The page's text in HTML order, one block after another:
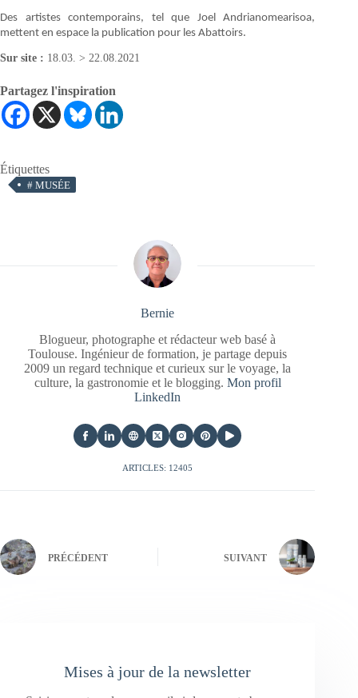
Des artistes contemporains, tel que Joel Andrianomearisoa,
mettent en espace la publication pour les Abattoirs.
Sur site : 18.03. > 22.08.2021
Partagez l'inspiration
Étiquettes
# MUSÉE
Bernie
Blogueur, photographe et rédacteur web basé à
Toulouse. Ingénieur de formation, je partage depuis
2009 un regard technique et curieux sur le voyage, la
culture, la gastronomie et le blogging. Mon profil
LinkedIn
ARTICLES: 12405
PRÉCÉDENT SUIVANT
Mises à jour de la newsletter